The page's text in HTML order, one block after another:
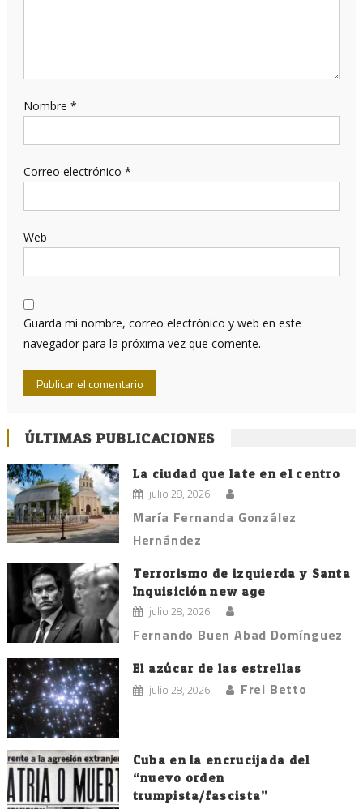
Nombre *
Correo electrónico *
Web
Guarda mi nombre, correo electrónico y web en este
navegador para la próxima vez que comente.
ÚLTIMAS PUBLICACIONES
La ciudad que late en el centro
julio 28, 2026
María Fernanda González
Hernández
Terrorismo de izquierda y Santa
Inquisición new age
julio 28, 2026
Fernando Buen Abad Domínguez
El azúcar de las estrellas
julio 28, 2026 Frei Betto
Cuba en la encrucijada del
“nuevo orden
trumpista/fascista”